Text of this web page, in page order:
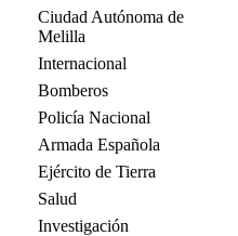
Ciudad Autónoma de
Melilla
Internacional
Bomberos
Policía Nacional
Armada Española
Ejército de Tierra
Salud
Investigación